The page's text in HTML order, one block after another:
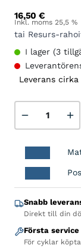
16,50€
Inkl. moms 25,5 %
tai Resurs-
I lager (3
Leverans cirka
Snabb
Direkt till din
Första service
För cyklar